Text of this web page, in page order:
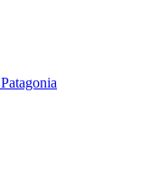
Patagonia